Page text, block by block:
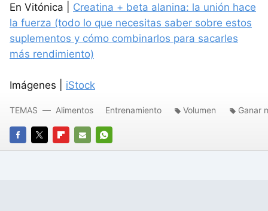
En Vitónica | Creatina + beta alanina: la unión hace
la fuerza (todo lo que necesitas saber sobre estos
suplementos y cómo combinarlos para sacarles
más rendimiento)
Imágenes | iStock
FACEBOOK
TWITTERFLIPBOARD
E-
WHATSAPP
TEMAS Alimentos Entrenamiento Volumen Ganar